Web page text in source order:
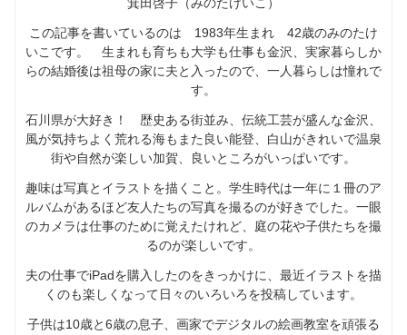
箕田啓子（みのたけいこ）
この記事を書いているのは 1983年生まれ 42歳のみのたけ
いこです。 生まれも育ちも大学も仕事も金沢、実家暮らしか
らの結婚後は祖母の家に夫と入ったので、一人暮らしは憧れで
す。
石川県が大好き！ 歴史ある街並み、伝統工芸が盛んな金沢、
風が気持ちよく荒れる海もまた良い能登、白山がきれいで温泉
街や自然が楽しい加賀、良いところがいっぱいです。
趣味は写真とイラストを描くこと。学生時代は一年に１冊のア
ルバムがあるほど友人たちの写真を撮るのが好きでした。一眼
のカメラは仕事のために覚えたけれど、庭の花や子供たちを撮
るのが楽しいです。
夫の仕事でiPadを購入したのをきっかけに、最近イラストを描
くのも楽しくなって日々のいろいろを投稿しています。
子供は10歳と6歳の息子、画家でデジタルの絵画教室を頑張る